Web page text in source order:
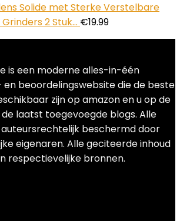
Solide met Sterke Verstelbare
2 Stuk… €19.99
is een moderne alles-in-één
en beoordelingswebsite die de beste
zijn op amazon en u op de
laatst toegevoegde blogs. Alle
beschermd door
eigenaren. Alle geciteerde inhoud
respectievelijke bronnen.